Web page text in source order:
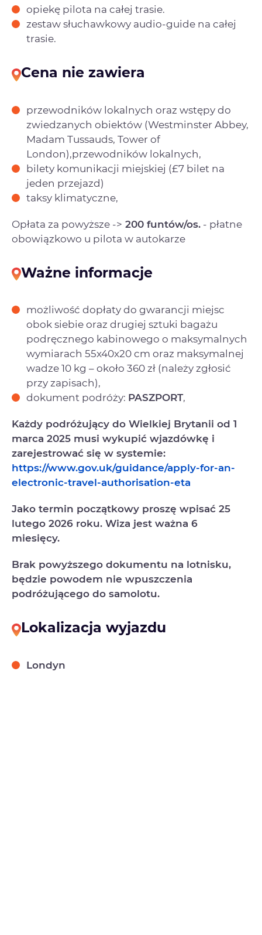
opiekę pilota na całej trasie.
zestaw słuchawkowy audio-guide na całej
trasie.
Cena nie zawiera
przewodników lokalnych oraz wstępy do
zwiedzanych obiektów (Westminster Abbey,
Madam Tussauds, Tower of
London),przewodników lokalnych,
bilety komunikacji miejskiej (£7 bilet na
jeden przejazd)
taksy klimatyczne,
Opłata za powyższe -> 200 funtów/os. - płatne
obowiązkowo u pilota w autokarze
Ważne informacje
możliwość dopłaty do gwarancji miejsc
obok siebie oraz drugiej sztuki bagażu
podręcznego kabinowego o maksymalnych
wymiarach 55x40x20 cm oraz maksymalnej
wadze 10 kg – około 360 zł (należy zgłosić
przy zapisach),
dokument podróży: PASZPORT,
Każdy podróżujący do Wielkiej Brytanii od 1
marca 2025 musi wykupić wjazdówkę i
zarejestrować się w systemie:
https://www.gov.uk/guidance/apply-for-an-
electronic-travel-authorisation-eta
Jako termin początkowy proszę wpisać 25
lutego 2026 roku. Wiza jest ważna 6
miesięcy.
Brak powyższego dokumentu na lotnisku,
będzie powodem nie wpuszczenia
podróżującego do samolotu.
Lokalizacja wyjazdu
Londyn